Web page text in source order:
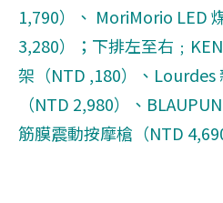
1,790）、 MoriMorio LED
3,280）；下排左至右
架（NTD ,180）、Lourdes
（NTD 2,980）、
筋膜震動按摩槍（NTD